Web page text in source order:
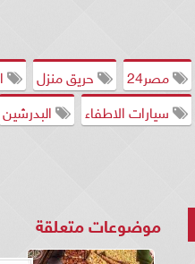
مصر24 حريق منزل
سيارات الاطفاء
البدرشين
موضوعات متعلقة